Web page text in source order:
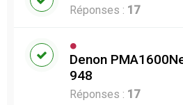
Réponses : 17
Denon
948
Réponses : 17